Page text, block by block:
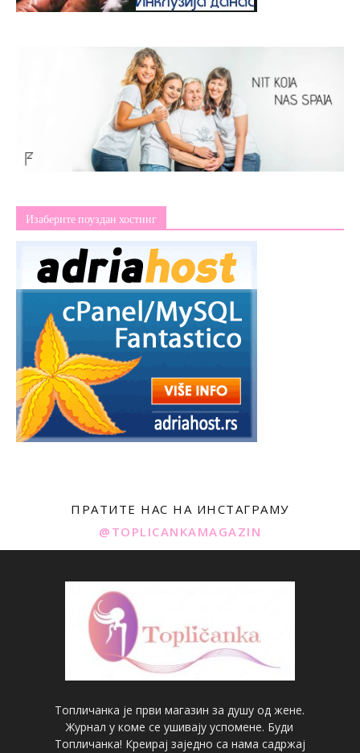
Изаберите поуздан хостинг
ПРАТИТЕ НАС НА ИНСТАГРАМУ
@TOPLICANKAMAGAZIN
Топличанка је први магазин за душу од жене.
Журнал у коме се ушивају успомене. Буди
Топличанка! Креирај заједно са нама садржај